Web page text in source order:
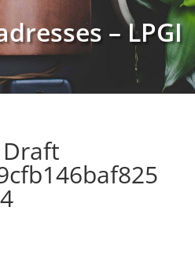
– LPGI
Draft